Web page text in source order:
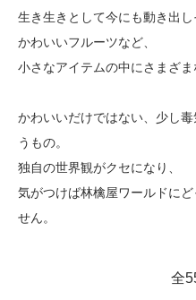
生き生きとして今にも動き出
かわいいフルーツなど、
小さなアイテムの中にさまざま
かわいいだけではない、少し
うもの。
独自の世界観がクセになり、
気がつけば林檎屋ワールドに
せん。
全